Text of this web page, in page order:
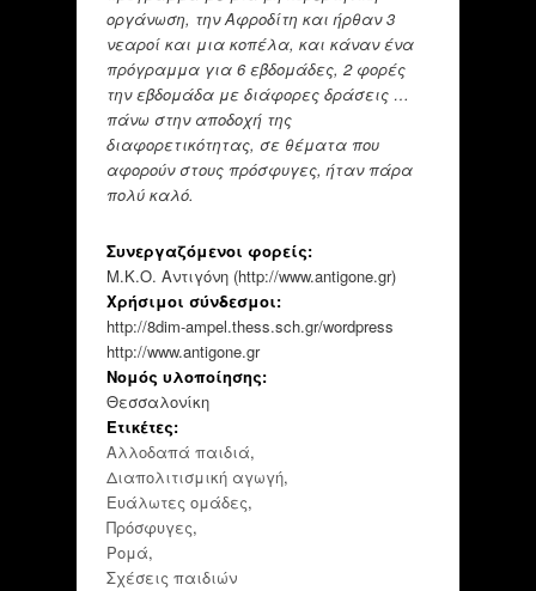
οργάνωση, την Αφροδίτη και ήρθαν 3
νεαροί και μια κοπέλα, και κάναν ένα
πρόγραμμα για 6 εβδομάδες, 2 φορές
την εβδομάδα με διάφορες δράσεις …
πάνω στην αποδοχή της
διαφορετικότητας, σε θέματα που
αφορούν στους πρόσφυγες, ήταν πάρα
πολύ καλό.
Συνεργαζόμενοι φορείς:
Μ.Κ.Ο. Αντιγόνη (http://www.antigone.gr)
Χρήσιμοι σύνδεσμοι:
http://8dim-ampel.thess.sch.gr/wordpress
http://www.antigone.gr
Νομός υλοποίησης:
Θεσσαλονίκη
Ετικέτες:
Αλλοδαπά παιδιά,
Διαπολιτισμική αγωγή,
Ευάλωτες ομάδες,
Πρόσφυγες,
Ρομά,
Σχέσεις παιδιών